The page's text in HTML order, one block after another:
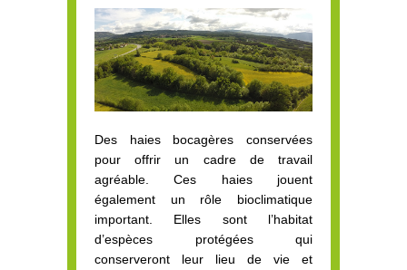
Des haies bocagères conservées
pour offrir un cadre de travail
agréable. Ces haies jouent
également un rôle bioclimatique
important. Elles sont l’habitat
d’espèces protégées qui
conserveront leur lieu de vie et